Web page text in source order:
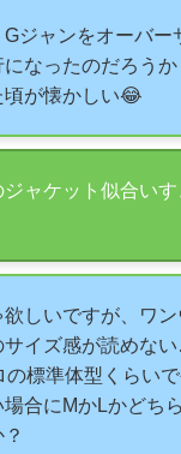
ジャンをオーバー
なったのだろうか
頃が懐かしい😂
ジャケット似合い
しいですが、ワ
サイズ感が読めな
の標準体型くらい
合にMかLかどち